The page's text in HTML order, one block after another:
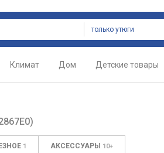
только утюги
Климат Дом Детские товары
1 АКСЕССУАРЫ 10+